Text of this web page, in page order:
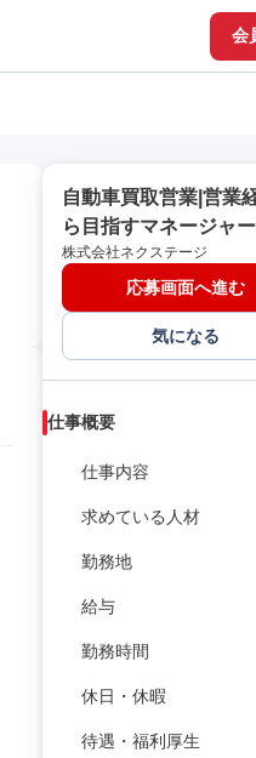
会
自動車買取営業|営業
ら目指すマネージャ
株式会社ネクステージ
応募画面へ進む
気になる
仕事概要
仕事内容
求めている人材
勤務地
給与
勤務時間
休日・休暇
待遇・福利厚生